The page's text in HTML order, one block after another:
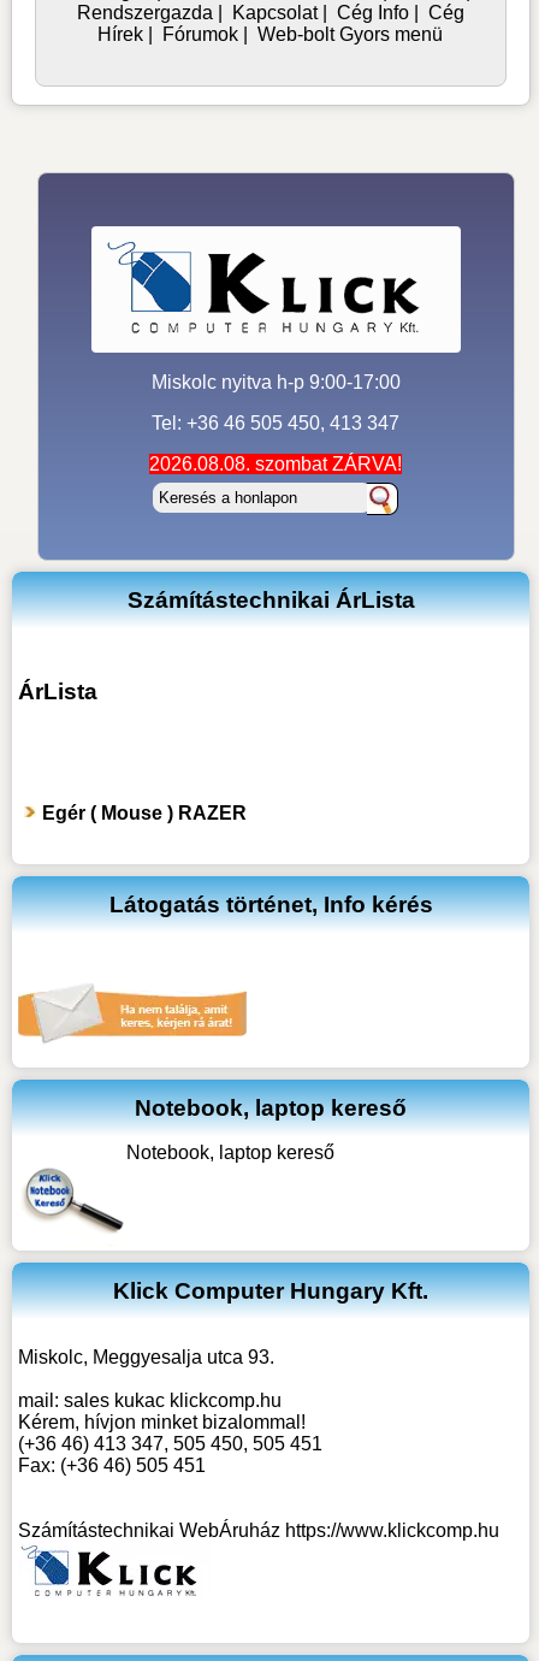
Rendszergazda
Kapcsolat| Cég Info| Cég
Hírek
Fórumok |Web-bolt Gyors menü
Miskolc nyitva h-p 9:00-17:00
Tel: +36 46 505 450, 413 347
2026.08.08. szombat ZÁRVA!
Számítástechnikai ÁrLista
ÁrLista
Egér ( Mouse ) RAZER
Látogatás történet, Info kérés
Notebook, laptop kereső
Notebook, laptop kereső
Klick Computer Hungary Kft.
Miskolc, Meggyesalja utca 93.
mail: sales kukac klickcomp.hu
Kérem, hívjon minket bizalommal!
(+36 46) 413 347, 505 450, 505 451
Fax: (+36 46) 505 451
Számítástechnikai WebÁruház https://www.klickcomp.hu